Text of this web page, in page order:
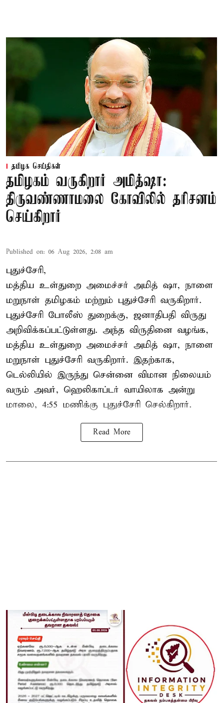
தமிழக செய்திகள்
தமிழகம் வருகிறார் அமித்ஷா:
திருவண்ணாமலை கோவிலில் தரிசனம்
செய்கிறார்
Published on: 06 Aug 2026, 2:08 am
புதுச்சேரி,
மத்திய உள்துறை அமைச்சர் அமித் ஷா, நாளை
மறுநாள் தமிழகம் மற்றும் புதுச்சேரி வருகிறார்.
புதுச்சேரி போலீஸ் துறைக்கு, ஜனாதிபதி விருது
அறிவிக்கப்பட்டுள்ளது. அந்த விருதினை வழங்க,
மத்திய உள்துறை அமைச்சர் அமித் ஷா, நாளை
மறுநாள் புதுச்சேரி வருகிறார். இதற்காக,
டெல்லியில் இருந்து சென்னை விமான நிலையம்
வரும் அவர், ஹெலிகாப்டர் வாயிலாக அன்று
மாலை, 4:55 மணிக்கு புதுச்சேரி செல்கிறார்.
Read More